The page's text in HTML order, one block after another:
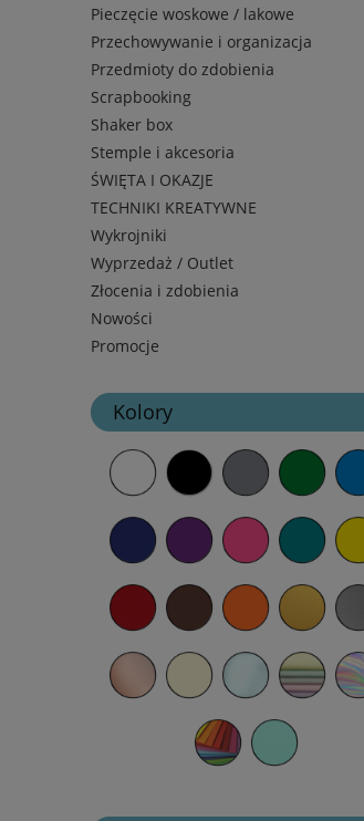
Pieczęcie woskowe / lakowe
Przechowywanie i organizacja
Przedmioty do zdobienia
Scrapbooking
Shaker box
Stemple i akcesoria
ŚWIĘTA I OKAZJE
TECHNIKI KREATYWNE
Wykrojniki
Wyprzedaż / Outlet
Złocenia i zdobienia
Nowości
Promocje
Kolory